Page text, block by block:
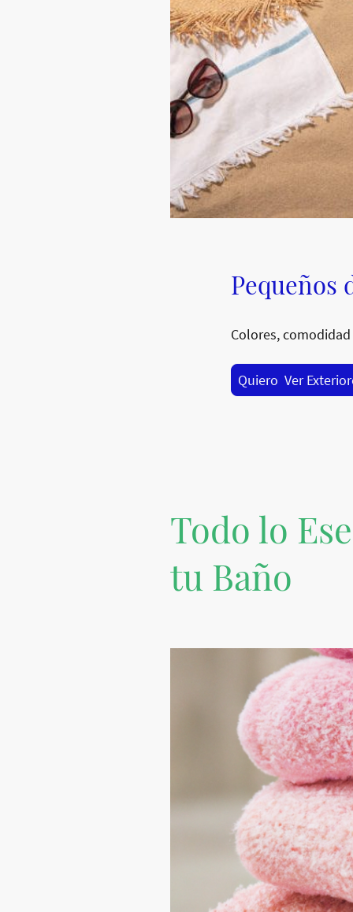
Pequeños
Colores,
Quiero Ver
Todo lo
tu Baño